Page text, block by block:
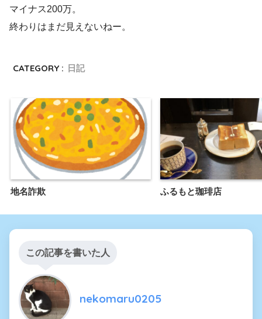
マイナス200万。
終わりはまだ見えないねー。
CATEGORY : 日記
地名詐欺 ふるもと珈琲店
この記事を書いた人
nekomaru0205